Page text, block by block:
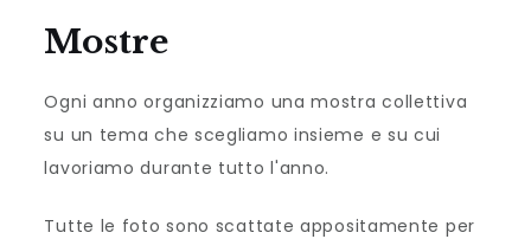
Mostre
Ogni anno organizziamo una mostra collettiva
su un tema che scegliamo insieme e su cui
lavoriamo durante tutto l'anno.
Tutte le foto sono scattate appositamente per